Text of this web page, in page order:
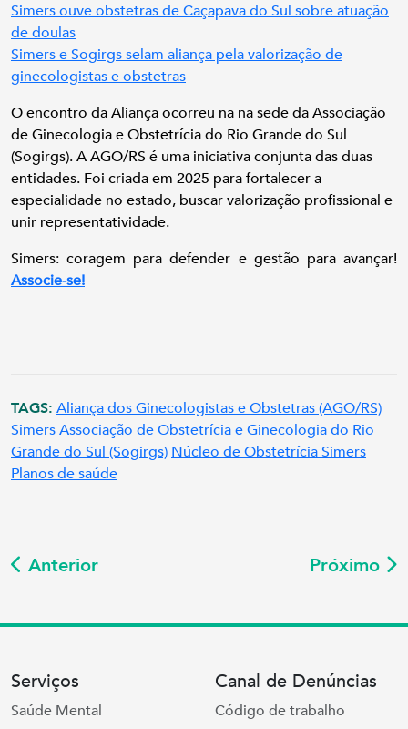
Simers ouve obstetras de Caçapava do Sul sobre atuação
de doulas
Simers e Sogirgs selam aliança pela valorização de
ginecologistas e obstetras
O encontro da Aliança ocorreu na na sede da Associação
de Ginecologia e Obstetrícia do Rio Grande do Sul
(Sogirgs). A AGO/RS é uma iniciativa conjunta das duas
entidades. Foi criada em 2025 para fortalecer a
especialidade no estado, buscar valorização profissional e
unir representatividade.
Simers: coragem para defender e gestão para avançar!
Associe-se!
TAGS: Aliança dos Ginecologistas e Obstetras (AGO/RS)
SimersAssociação de Obstetrícia e Ginecologia do Rio
Grande do Sul (Sogirgs) Núcleo de Obstetrícia Simers
Planos de saúde
Anterior Próximo
Serviços
Saúde Mental
Canal de Denúncias
Código de trabalho